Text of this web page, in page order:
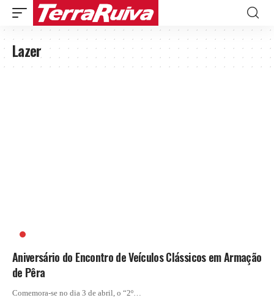
Lazer
Aniversário do Encontro de Veículos Clássicos em Armação
de Pêra
Comemora-se no dia 3 de abril, o “2º…